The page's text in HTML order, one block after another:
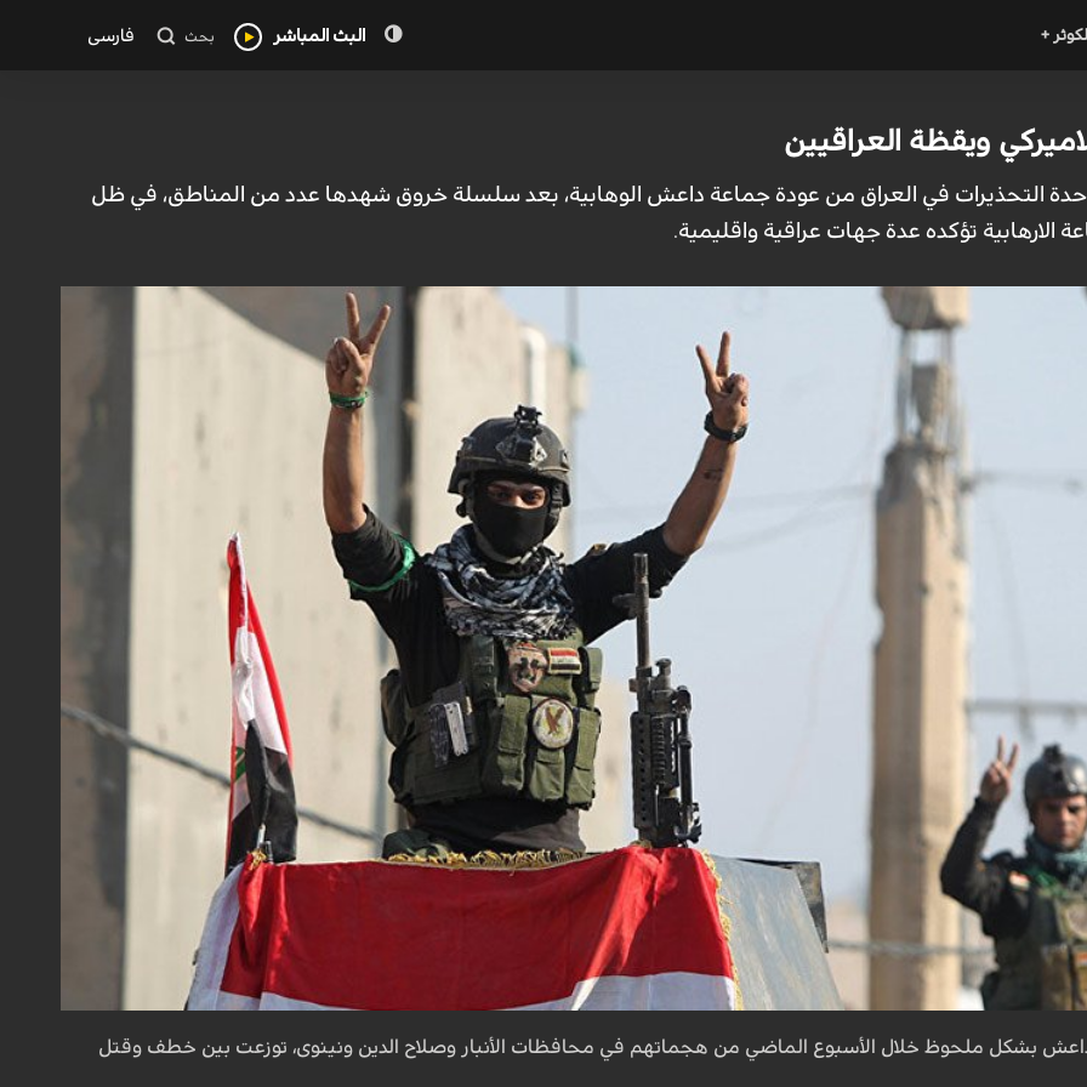
الكوثر + البث المباشر بحث فارسی
ويقظة العراقيين
حدة التحذيرات في العراق من عودة جماعة داعش الوهابية، بعد سلسلة خروق شهدها عدد من المناطق، في ظل
الارهابية تؤكده عدة جهات عراقية واقليمية.
بشكل ملحوظ خلال الأسبوع الماضي من هجماتهم في محافظات الأنبار وصلاح الدين ونينوى، توزعت بين خطف وقتل